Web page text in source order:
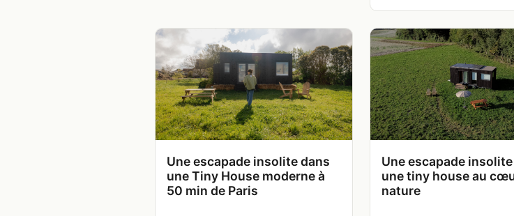
Une escapade insolite dans
une Tiny House moderne à
50 min de Paris
Une escapade
une tiny house au
nature